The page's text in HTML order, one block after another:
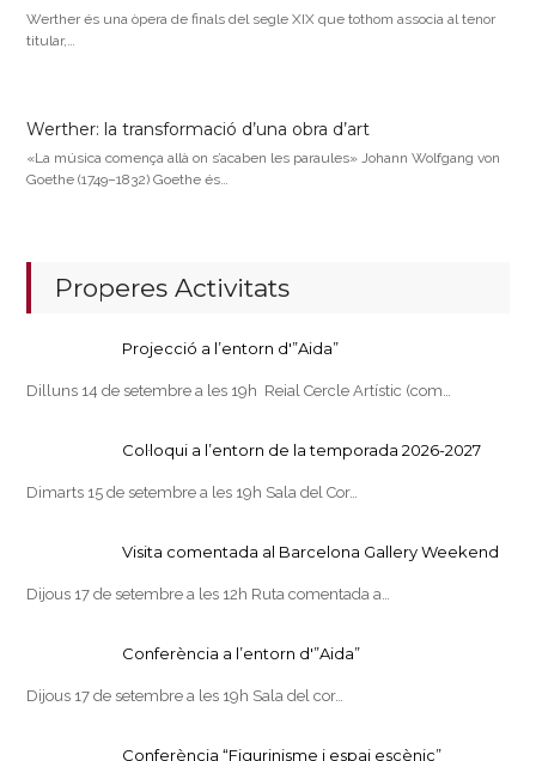
Werther és una òpera de finals del segle XIX que tothom associa al tenor
titular,…
Werther: la transformació d’una obra d’art
«La música comença allà on s’acaben les paraules» Johann Wolfgang von
Goethe (1749–1832) Goethe és…
Properes Activitats
Projecció a l’entorn d'”Aida”
Dilluns 14 de setembre a les 19h Reial Cercle Artístic (com…
Col·loqui a l’entorn de la temporada 2026-2027
Dimarts 15 de setembre a les 19h Sala del Cor…
Visita comentada al Barcelona Gallery Weekend
Dijous 17 de setembre a les 12h Ruta comentada a…
Conferència a l’entorn d'”Aida”
Dijous 17 de setembre a les 19h Sala del cor…
Conferència “Figurinisme i espai escènic”